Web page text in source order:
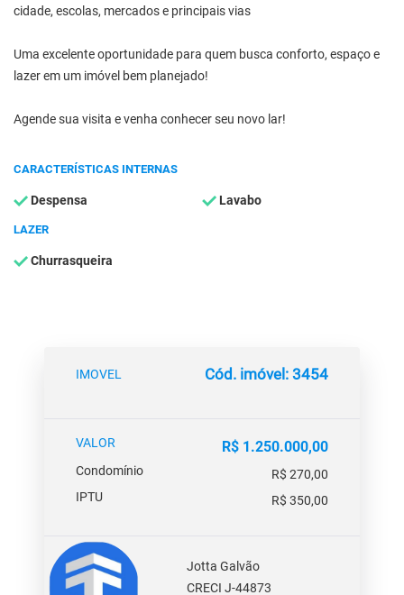
cidade, escolas, mercados e principais vias
Uma excelente oportunidade para quem busca conforto, espaço e
lazer em um imóvel bem planejado!
Agende sua visita e venha conhecer seu novo lar!
CARACTERÍSTICAS INTERNAS
Despensa Lavabo
LAZER
Churrasqueira
IMOVEL Cód. imóvel: 3454
VALOR R$ 1.250.000,00
Condomínio
R$ 270,00
IPTU
R$ 350,00
Jotta Galvão
CRECI J-44873